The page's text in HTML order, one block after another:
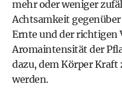
mehr oder weniger
Achtsamkeit
Ernte und der richtigen
Aromaintensität der
dazu, dem Körper Kraft
werden.